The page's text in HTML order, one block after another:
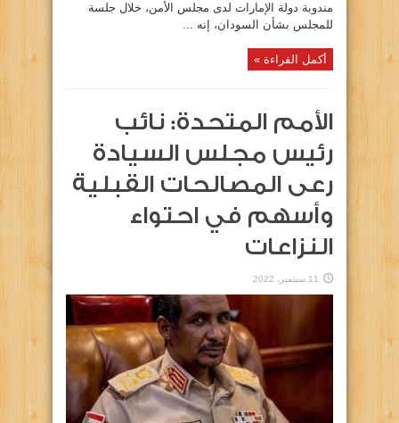
مندوبة دولة الإمارات لدى مجلس الأمن، خلال جلسة
للمجلس بشأن السودان، إنه ...
أكمل القراءة »
الأمم المتحدة: نائب
رئيس مجلس السيادة
رعى المصالحات القبلية
وأسهم في احتواء
النزاعات
11 سبتمبر، 2022